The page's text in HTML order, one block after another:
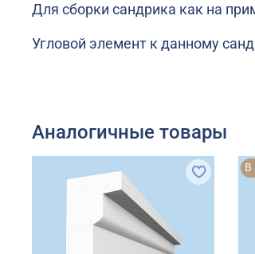
Для сборки сандрика как на
Угловой элемент к данному
Аналогичные товары
В